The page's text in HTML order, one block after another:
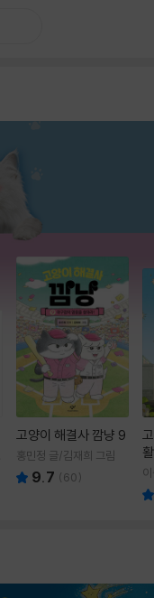
고양이 해결사 깜냥 9
홍민정 글/김재희 그림
9.7 (60)